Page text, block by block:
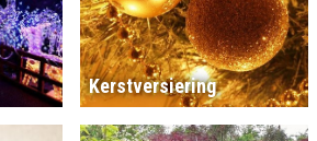
Kerstversiering